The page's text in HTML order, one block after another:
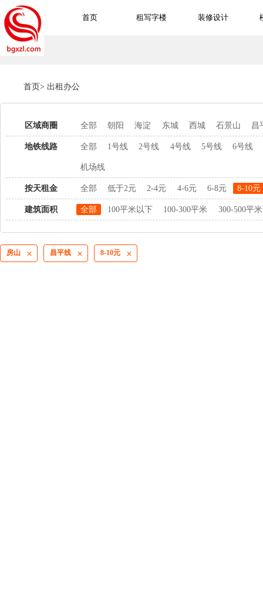
首页 租写字楼 装修设计
首页> 出租办公
区域商圈 全部 朝阳 海淀 东城 西城 石景山 昌
地铁线路 全部 1号线 2号线 4号线 5号线 6号线
机场线
按天租金 全部 低于2元 2-4元 4-6元 6-8元 8-10元
建筑面积 全部 100平米以下 100-300平米 300-500平米
房山  昌平线  8-10元 